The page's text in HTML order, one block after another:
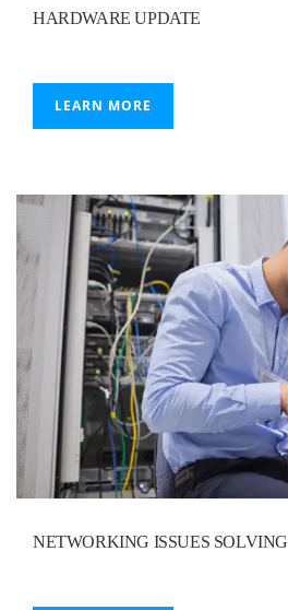
HARDWARE UPDATE
LEARN MORE
NETWORKING ISSUES SOLVING